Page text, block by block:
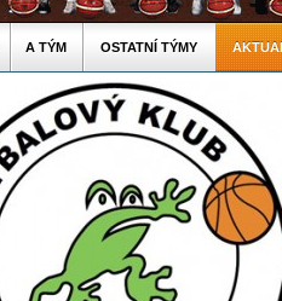
A TÝM OSTATNÍ TÝMY